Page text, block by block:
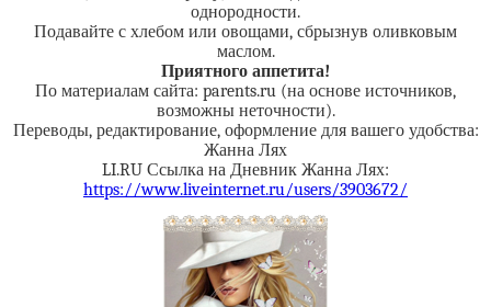
однородности.
Подавайте с хлебом или овощами, сбрызнув оливковым
маслом.
Приятного аппетита!
По материалам сайта: parents.ru (на основе источников,
возможны неточности).
Переводы, редактирование, оформление для вашего удобства:
Жанна Лях
LI.RU Ссылка на Дневник Жанна Лях:
https://www.liveinternet.ru/users/3903672/